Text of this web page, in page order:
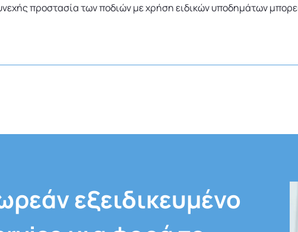
προστασία των ποδιών με χρήση ειδικών υποδημάτων μπορεί
εξειδικευμένο